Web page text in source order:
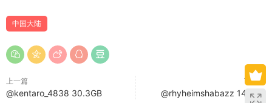
中国大陆
上一篇
@kentaro_4838 30.3GB
下一篇
@rhyheimshabazz 14.9GB